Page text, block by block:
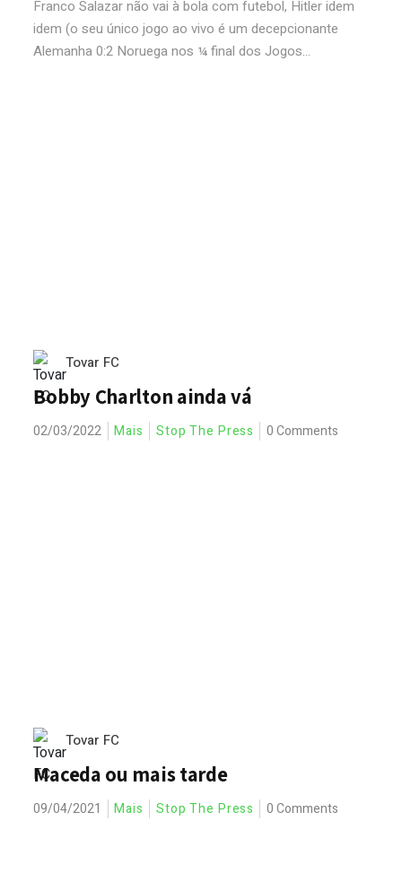
Franco Salazar não vai à bola com futebol, Hitler idem
idem (o seu único jogo ao vivo é um decepcionante
Alemanha 0:2 Noruega nos ¼ final dos Jogos...
Tovar FC
Bobby Charlton ainda vá
02/03/2022 Mais Stop The Press 0 Comments
Tovar FC
Maceda ou mais tarde
09/04/2021 Mais Stop The Press 0 Comments